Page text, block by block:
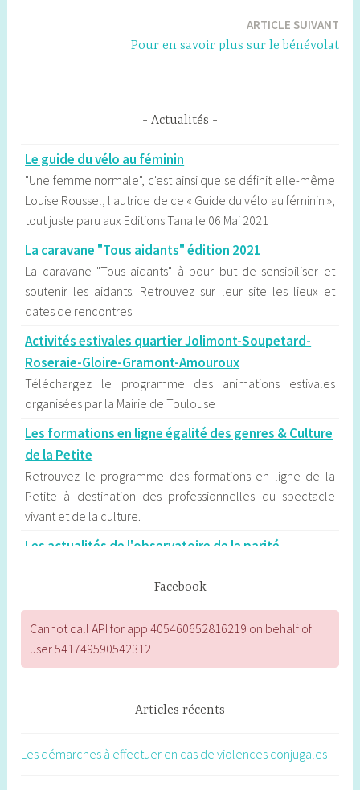
ARTICLE SUIVANT
Pour en savoir plus sur le bénévolat
Actualités
Le guide du vélo au féminin
"Une femme normale", c'est ainsi que se définit elle-même
Louise Roussel, l'autrice de ce « Guide du vélo au féminin »,
tout juste paru aux Editions Tana le 06 Mai 2021
La caravane "Tous aidants" édition 2021
La caravane "Tous aidants" à pour but de sensibiliser et
soutenir les aidants. Retrouvez sur leur site les lieux et
dates de rencontres
Activités estivales quartier Jolimont-Soupetard-
Roseraie-Gloire-Gramont-Amouroux
Téléchargez le programme des animations estivales
organisées par la Mairie de Toulouse
Les formations en ligne égalité des genres & Culture
de la Petite
Retrouvez le programme des formations en ligne de la
Petite à destination des professionnelles du spectacle
vivant et de la culture.
Les actualités de l'observatoire de la parité
L’Observatoire régional de la parité d’Occitanie contribue
au débat public sur l’égalité entre les femmes et les
hommes en publiant des communiqués qui sont
fréquemment exploités par la presse régionale.
principales étapes du déconfinement.
"La femme que nous sommes", premier roman
Facebook
Cannot call API for app 405460652816219 on behalf of
user 541749590542312
Articles récents
Les démarches à effectuer en cas de violences conjugales